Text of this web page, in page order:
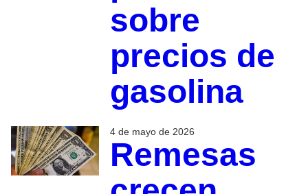
sobre
precios de
gasolina
4 de mayo de 2026
Remesas